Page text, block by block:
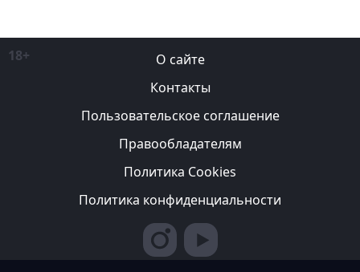
18+
О сайте
Контакты
Пользовательское соглашение
Правообладателям
Политика Cookies
Политика конфиденциальности